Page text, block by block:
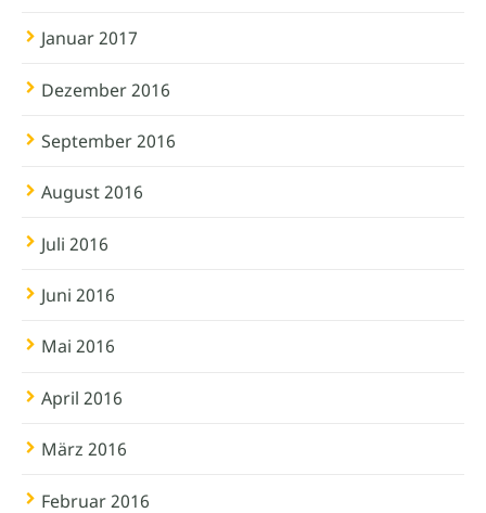
Januar 2017
Dezember 2016
September 2016
August 2016
Juli 2016
Juni 2016
Mai 2016
April 2016
März 2016
Februar 2016